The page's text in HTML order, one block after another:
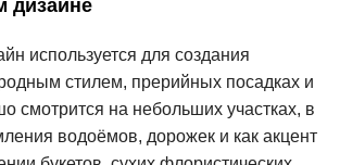
дизайне
используется для создания
стилем, прерийных посадках и
смотрится на небольших участках, в
водоёмов, дорожек и как акцент